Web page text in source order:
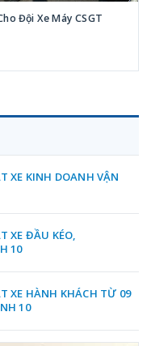
Đội Xe Máy CSGT
XE KINH DOANH VẬN
XE ĐẦU KÉO,
10
XE HÀNH KHÁCH TỪ 09
10